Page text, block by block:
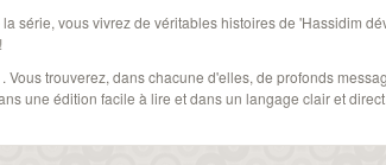
série, vous vivrez de véritables histoires de 'Hassidim
Vous trouverez, dans chacune d'elles, de profonds
une édition facile à lire et dans un langage clair et direct.